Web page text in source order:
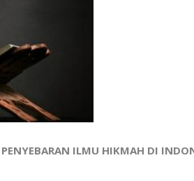
ILMU HIKMAH DI